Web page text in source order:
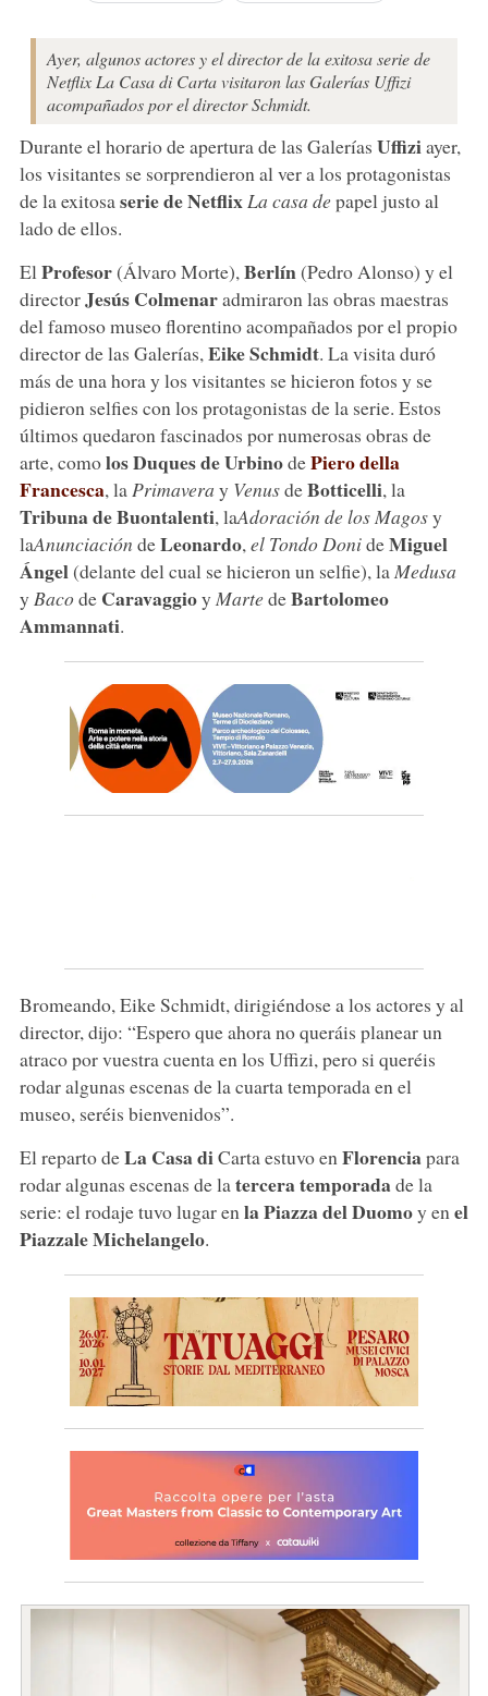
Ayer, algunos actores y el director de la exitosa serie de
Netflix La Casa di Carta visitaron las Galerías Uffizi
acompañados por el director Schmidt.
Durante el horario de apertura de las Galerías Uffiziayer,
los visitantes se sorprendieron al ver a los protagonistas
de la exitosa serie de Netflix La casa depapel justo al
lado de ellos.
El Profesor(Álvaro Morte), Berlín(Pedro Alonso) y el
directorJesús Colmenaradmiraron las obras maestras
del famoso museo florentino acompañados por el propio
director de las Galerías, Eike Schmidt. La visita duró
más de una hora y los visitantes se hicieron fotos y se
pidieron selfies con los protagonistas de la serie. Estos
últimos quedaron fascinados por numerosas obras de
arte, comolos Duques de UrbinodePiero della
Francesca, la Primavera y VenusdeBotticelli, la
Tribuna de Buontalenti, laAdoración de los Magosy
laAnunciación deLeonardo, el Tondo DonideMiguel
Ángel(delante del cual se hicieron un selfie), la Medusa
y Bacode Caravaggioy MartedeBartolomeo
Ammannati.
Bromeando, Eike Schmidt, dirigiéndose a los actores y al
director, dijo: “Espero que ahora no queráis planear un
atraco por vuestra cuenta en los Uffizi, pero si queréis
rodar algunas escenas de la cuarta temporada en el
museo, seréis bienvenidos”.
El reparto deLa Casa diCarta estuvo en Florenciapara
rodar algunas escenas de la tercera temporadade la
serie: el rodaje tuvo lugar en la Piazza del Duomoy en el
Piazzale Michelangelo.